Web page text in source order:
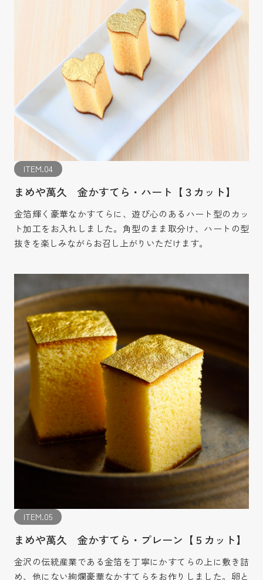
ITEM.04
まめや萬久 金かすてら・ハート【３カット】
金箔輝く豪華なかすてらに、遊び心のあるハート型のカッ
ト加工をお入れしました。角型のまま取分け、ハートの型
抜きを楽しみながらお召し上がりいただけます。
ITEM.05
まめや萬久 金かすてら・プレーン【５カット】
金沢の伝統産業である金箔を丁寧にかすてらの上に敷き詰
め、他にない絢爛豪華なかすてらをお作りしました。卵と